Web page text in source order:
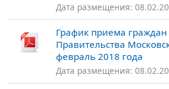
Дата размещения:
График приема
Правительства
февраль 2018 года
Дата размещения: